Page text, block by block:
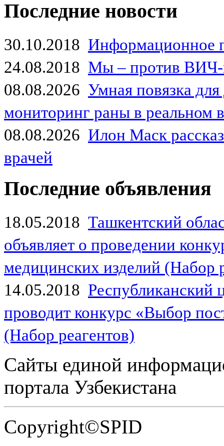
Последние новости
30.10.2018 Информационное
24.08.2018 Мы – против
08.08.2026 Умная повязка
мониторинг раны в реальном
08.08.2026 Илон Маск
врачей
Последние объявления
18.05.2018 Ташкентский
объявляет о проведении
медицинских изделий (Набор
14.05.2018
проводит конкурс «Выбор
(Набор реагентов)
Сайты единой
портала Узбекистана
Copyright©SPID